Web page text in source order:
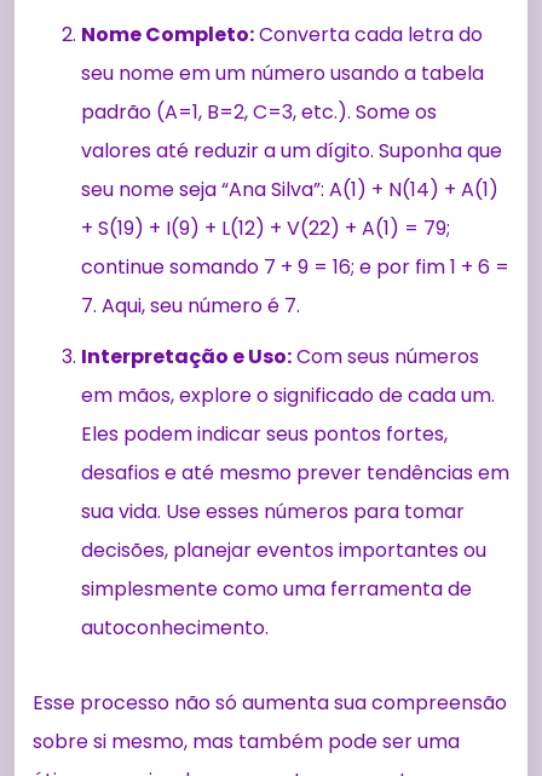
Nome Completo:Converta cada letra do
seu nome em um número usando a tabela
padrão (A=1, B=2, C=3, etc.). Some os
valores até reduzir a um dígito. Suponha que
seu nome seja “Ana Silva”: A(1) + N(14) + A(1)
+ S(19) + I(9) + L(12) + V(22) + A(1) = 79;
continue somando 7 + 9 = 16; e por fim 1 + 6 =
7. Aqui, seu número é 7.
Interpretação e Uso:Com seus números
em mãos, explore o significado de cada um.
Eles podem indicar seus pontos fortes,
desafios e até mesmo prever tendências em
sua vida. Use esses números para tomar
decisões, planejar eventos importantes ou
simplesmente como uma ferramenta de
autoconhecimento.
Esse processo não só aumenta sua compreensão
sobre si mesmo, mas também pode ser uma